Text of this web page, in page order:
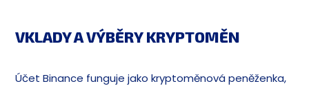
VKLADY A VÝBĚRY KRYPTOMĚN
Účet Binance funguje jako kryptoměnová peněženka,